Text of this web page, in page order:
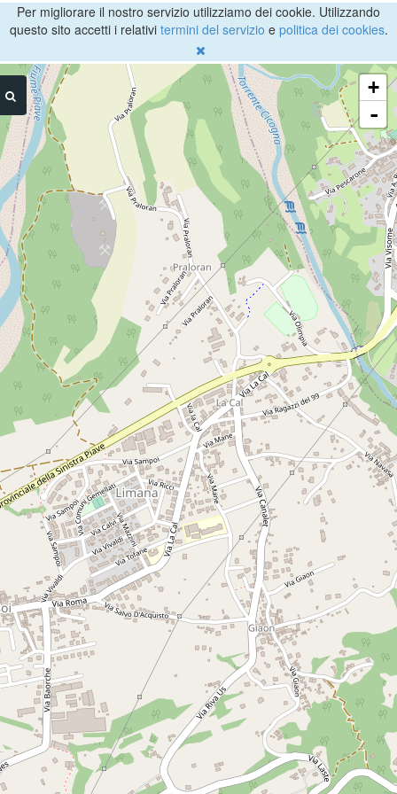
Per migliorare il nostro servizio utilizziamo dei cookie. Utilizzando
questo sito accetti i relativi termini del servizio e politica dei cookies.
+
-